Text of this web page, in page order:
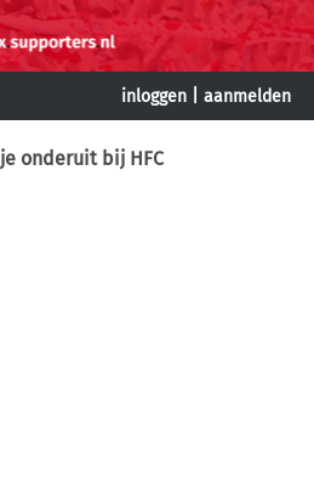
inloggen aanmelden
onderuit bij HFC